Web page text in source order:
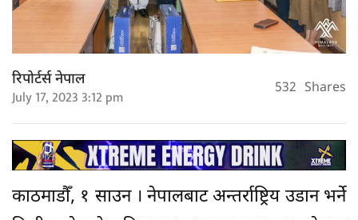
रिपोर्टर्स नेपाल
July 17, 2023 3:12 pm 532 Shares
काठमाडौँ, १ साउन । नेपालबाट अन्तर्राष्ट्रिय उडान भर्ने